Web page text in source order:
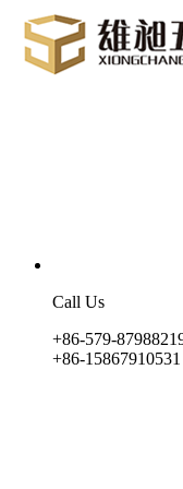
Call Us
+86-579-
+86-15867910531